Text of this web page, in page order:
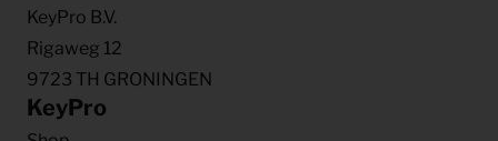
KeyPro B.V.
Rigaweg 12
9723 TH GRONINGEN
KeyPro